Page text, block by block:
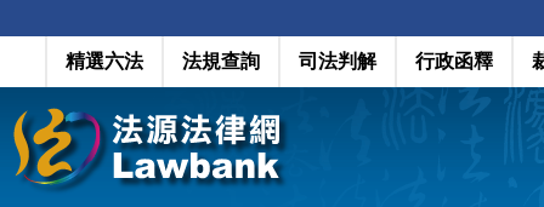
精選六法 法規查詢 司法判解 行政函釋